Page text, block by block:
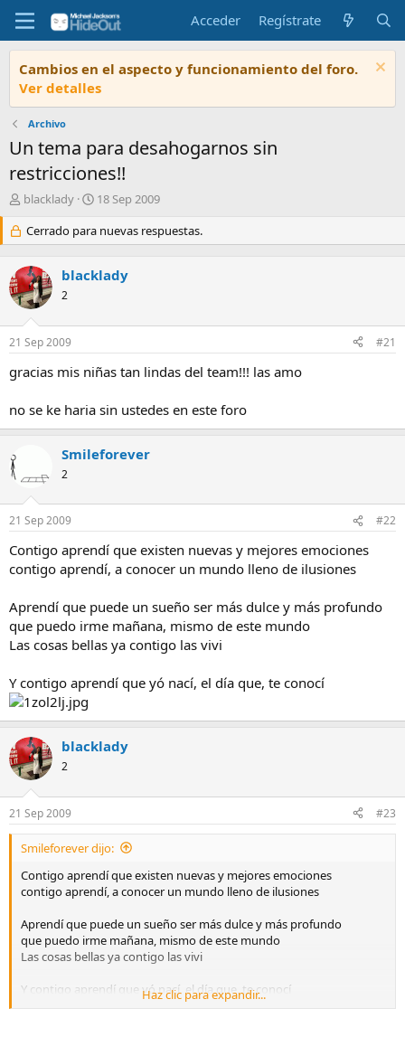
Acceder Regístrate
Cambios en el aspecto y funcionamiento del foro.
Ver detalles
Archivo
Un tema para desahogarnos sin
restricciones!!
I
c
i
a
d
o
r
d
l
e
m
blacklady
F
c
h
d
n
i
18 Sep 2009
Cerrado para nuevas respuestas.
blacklady
2
21 Sep 2009 #21
gracias mis niñas tan lindas del team!!! las amo
no se ke haria sin ustedes en este foro
Smileforever
2
21 Sep 2009 #22
Contigo aprendí que existen nuevas y mejores emociones
contigo aprendí, a conocer un mundo lleno de ilusiones
Aprendí que puede un sueño ser más dulce y más profundo
que puedo irme mañana, mismo de este mundo
Las cosas bellas ya contigo las vivi
Y contigo aprendí que yó nací, el día que, te conocí
blacklady
2
21 Sep 2009 #23
Smileforever dijo:
Contigo aprendí que existen nuevas y mejores emociones
contigo aprendí, a conocer un mundo lleno de ilusiones
Aprendí que puede un sueño ser más dulce y más profundo
que puedo irme mañana, mismo de este mundo
Las cosas bellas ya contigo las vivi
Y contigo aprendí que yó nací, el día que, te conocí
Haz clic para expandir...